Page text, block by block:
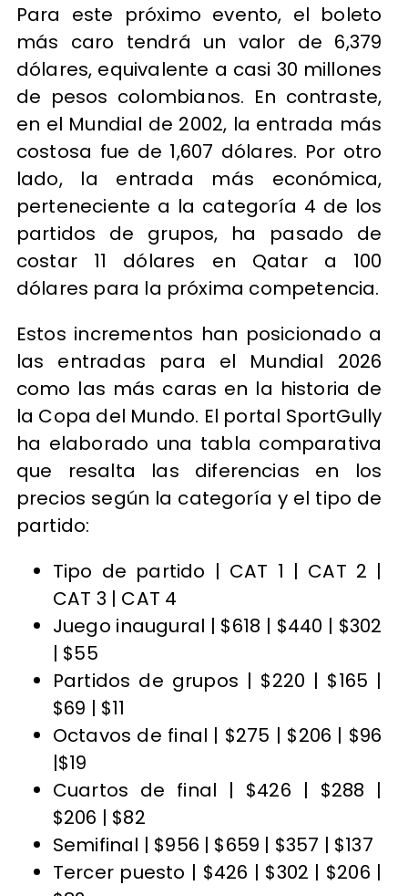
Para este próximo evento, el boleto
más caro tendrá un valor de 6,379
dólares, equivalente a casi 30 millones
de pesos colombianos. En contraste,
en el Mundial de 2002, la entrada más
costosa fue de 1,607 dólares. Por otro
lado, la entrada más económica,
perteneciente a la categoría 4 de los
partidos de grupos, ha pasado de
costar 11 dólares en Qatar a 100
dólares para la próxima competencia.
Estos incrementos han posicionado a
las entradas para el Mundial 2026
como las más caras en la historia de
la Copa del Mundo. El portal SportGully
ha elaborado una tabla comparativa
que resalta las diferencias en los
precios según la categoría y el tipo de
partido:
Tipo de partido | CAT 1 | CAT 2 |
CAT 3 | CAT 4
Juego inaugural | $618 | $440 | $302
| $55
Partidos de grupos | $220 | $165 |
$69 | $11
Octavos de final | $275 | $206 | $96
|$19
Cuartos de final | $426 | $288 |
$206 | $82
Semifinal | $956 | $659 | $357 | $137
Tercer puesto | $426 | $302 | $206 |